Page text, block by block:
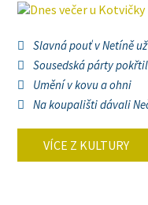
Slavná pouť v Netíně
Sousedská párty
Umění v kovu a ohni
Na koupališti dávali
VÍCE Z KULTURY